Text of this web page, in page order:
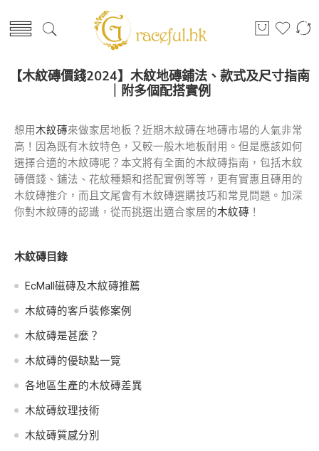
【木紋磚價錢2024】木紋地磚鋪法、款式及尺寸指南
｜附多個配搭實例
想用木紋磚來做家居地板？近期木紋磚在地磚市場的人氣非常
高！因為既有木紋特色，又較一般木地板耐用。但是應該如何
選擇合適的木紋磚呢？本文將有全面的木紋磚指南，包括木紋
磚價錢、鋪法、花紋種類和搭配實例等等，更有實惠且磚用的
木紋磚推介，而且文尾會有木紋磚選購技巧和常見問題。加深
你對木紋磚的認識，從而挑選出適合家居的木紋磚 ！
木紋磚目錄
EcMall磁磚及木紋磚推薦
木紋磚的客戶裝修案例
木紋磚是甚麼？
木紋磚的優缺點一覽
各地區生產的木紋磚差異
木紋磚紋理技術
木紋磚質感分別